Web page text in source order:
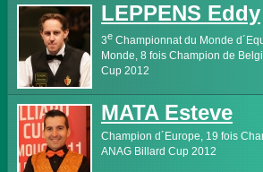
LEPPENS Eddy
3e Championnat du Monde
Monde, 8 fois Champion de
Cup 2012
MATA Esteve
Champion d´Europe, 19 fois
ANAG Billard Cup 2012